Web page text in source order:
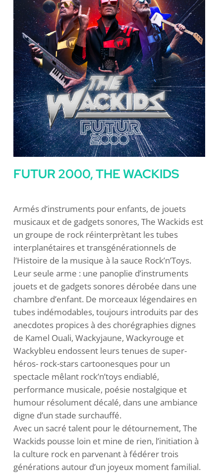
FUTUR 2000, THE WACKIDS
Armés d’instruments pour enfants, de jouets
musicaux et de gadgets sonores, The Wackids est
un groupe de rock réinterprètant les tubes
interplanétaires et transgénérationnels de
l’Histoire de la musique à la sauce Rock’n’Toys.
Leur seule arme : une panoplie d’instruments
jouets et de gadgets sonores dérobée dans une
chambre d’enfant. De morceaux légendaires en
tubes indémodables, toujours introduits par des
anecdotes propices à des chorégraphies dignes
de Kamel Ouali, Wackyjaune, Wackyrouge et
Wackybleu endossent leurs tenues de super-
héros- rock-stars cartoonesques pour un
spectacle mêlant rock’n’toys endiablé,
performance musicale, poésie nostalgique et
humour résolument décalé, dans une ambiance
digne d’un stade surchauffé.
Avec un sacré talent pour le détournement, The
Wackids pousse loin et mine de rien, l’initiation à
la culture rock en parvenant à fédérer trois
générations autour d’un joyeux moment familial.